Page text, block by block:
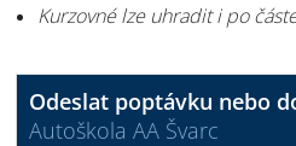
Kurzovné lze uhradit i po
Odeslat poptávku nebo
Autoškola AA Švarc